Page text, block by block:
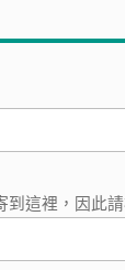
到這裡，因此